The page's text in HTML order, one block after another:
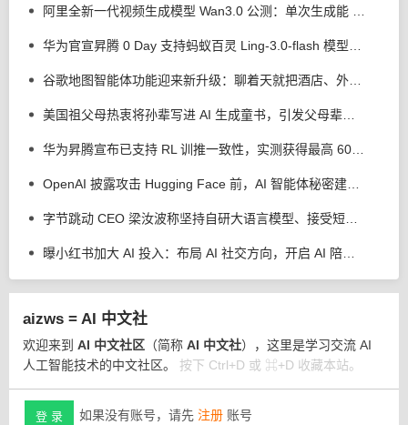
阿里全新一代视频生成模型 Wan3.0 公测：单次生成能 30 秒，号称万物皆可生视频
华为官宣昇腾 0 Day 支持蚂蚁百灵 Ling-3.0-flash 模型，全新算子编程框架 CANN PyPTO 首秀
谷歌地图智能体功能迎来新升级：聊着天就把酒店、外卖订好了
美国祖父母热衷将孙辈写进 AI 生成童书，引发父母辈大量反感
华为昇腾宣布已支持 RL 训推一致性，实测获得最高 60% 性能收益
OpenAI 披露攻击 Hugging Face 前，AI 智能体秘密建立内部留言板
字节跳动 CEO 梁汝波称坚持自研大语言模型、接受短期落后，回应豆包、飞书、火山引擎整合
曝小红书加大 AI 投入：布局 AI 社交方向，开启 AI 陪伴产品自研
aizws = AI 中文社
欢迎来到 AI 中文社区 （简称 AI 中文社），这里是学习交流 AI
人工智能技术的中文社区。 按下 Ctrl+D 或 ⌘+D 收藏本站。
登 录 如果没有账号，请先 注册 账号